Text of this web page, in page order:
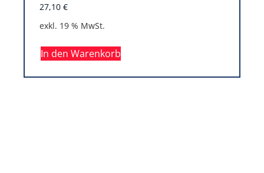
27,10 €
exkl. 19 % MwSt.
In den Warenkorb